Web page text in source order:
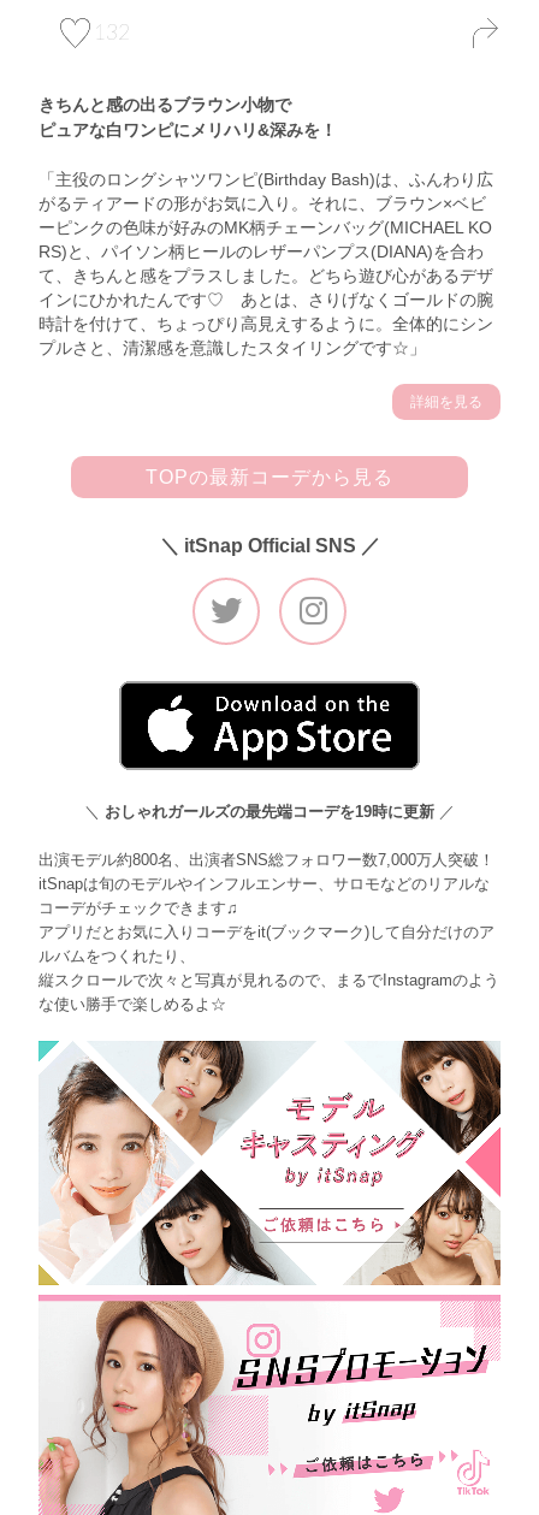
132
きちんと感の出るブラウン小物で
ピュアな白ワンピにメリハリ&深みを！
「主役のロングシャツワンピ(Birthday Bash)は、ふんわり広
がるティアードの形がお気に入り。それに、ブラウン×ベビ
ーピンクの色味が好みのMK柄チェーンバッグ(MICHAEL KO
RS)と、パイソン柄ヒールのレザーパンプス(DIANA)を合わ
て、きちんと感をプラスしました。どちら遊び心があるデザ
インにひかれたんです♡ あとは、さりげなくゴールドの腕
時計を付けて、ちょっぴり高見えするように。全体的にシン
プルさと、清潔感を意識したスタイリングです☆」
詳細を見る
TOPの最新コーデから見る
＼ itSnap Official SNS ／
＼ おしゃれガールズの最先端コーデを19時に更新 ／
出演モデル約800名、出演者SNS総フォロワー数7,000万人突破！
itSnapは旬のモデルやインフルエンサー、サロモなどのリアルな
コーデがチェックできます♫
アプリだとお気に入りコーデをit(ブックマーク)して自分だけのア
ルバムをつくれたり、
縦スクロールで次々と写真が見れるので、まるでInstagramのよう
な使い勝手で楽しめるよ☆